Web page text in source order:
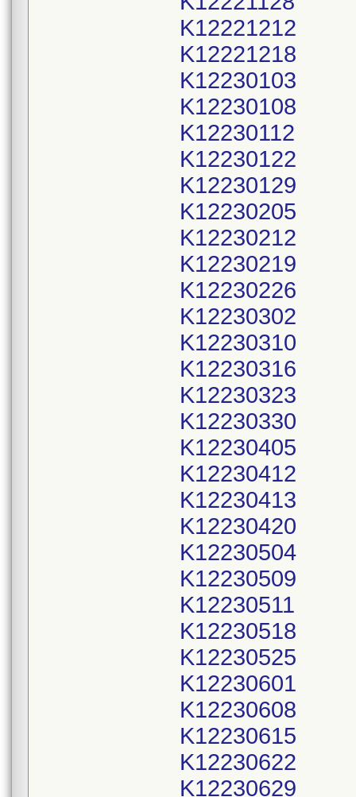
K12221212
K12221218
K12230103
K12230108
K12230112
K12230122
K12230129
K12230205
K12230212
K12230219
K12230226
K12230302
K12230310
K12230316
K12230323
K12230330
K12230405
K12230412
K12230413
K12230420
K12230504
K12230509
K12230511
K12230518
K12230525
K12230601
K12230608
K12230615
K12230622
K12230629